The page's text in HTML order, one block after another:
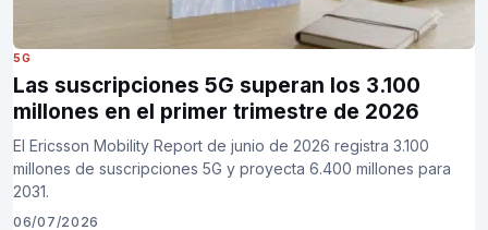
5G
Las suscripciones 5G superan los 3.100
millones en el primer trimestre de 2026
El Ericsson Mobility Report de junio de 2026 registra 3.100
millones de suscripciones 5G y proyecta 6.400 millones para
2031.
06/07/2026